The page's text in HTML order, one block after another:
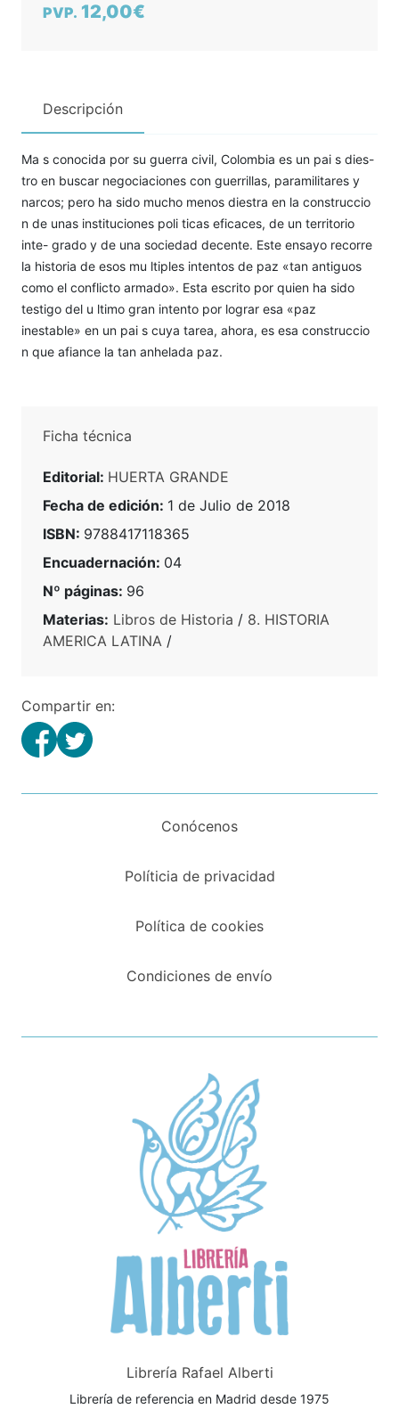
PVP. 12,00€
Descripción
Ma s conocida por su guerra civil, Colombia es un pai s dies-
tro en buscar negociaciones con guerrillas, paramilitares y
narcos; pero ha sido mucho menos diestra en la construccio
n de unas instituciones poli ticas eficaces, de un territorio
inte- grado y de una sociedad decente. Este ensayo recorre
la historia de esos mu ltiples intentos de paz «tan antiguos
como el conflicto armado». Esta escrito por quien ha sido
testigo del u ltimo gran intento por lograr esa «paz
inestable» en un pai s cuya tarea, ahora, es esa construccio
n que afiance la tan anhelada paz.
Ficha técnica
Editorial: HUERTA GRANDE
Fecha de edición: 1 de Julio de 2018
ISBN: 9788417118365
Encuadernación: 04
Nº páginas: 96
Materias: Libros de Historia / 8. HISTORIA
AMERICA LATINA /
Compartir en:
Conócenos
Políticia de privacidad
Política de cookies
Condiciones de envío
Librería Rafael Alberti
Librería de referencia en Madrid desde 1975